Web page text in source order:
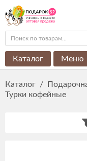
Каталог Меню
Каталог /
Турки кофейные